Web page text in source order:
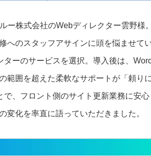
ー株式会社のWebディレクター雲野様
へのスタッフアサインに頭を悩ませて
ーのサービスを選択。導入後は、
範囲を超えた柔軟なサポートが「頼り
、フロント側のサイト更新業務に安
変化を率直に語っていただきました。